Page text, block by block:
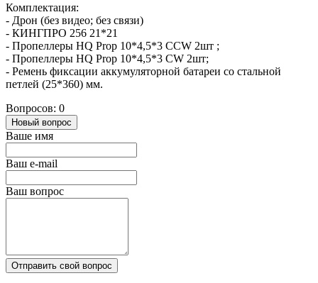
Комплектация:
- Дрон (без видео; без связи)
- КИНГПРО 256 21*21
- Пропеллеры HQ Prop 10*4,5*3 CCW 2шт ;
- Пропеллеры HQ Prop 10*4,5*3 CW 2шт;
- Ремень фиксации аккумуляторной батареи со стальной
петлей (25*360) мм.
Вопросов: 0
Новый вопрос
Ваше имя
Ваш e-mail
Ваш вопрос
Отправить свой вопрос